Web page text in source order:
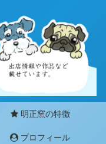
明正窯の特徴
プロフィール